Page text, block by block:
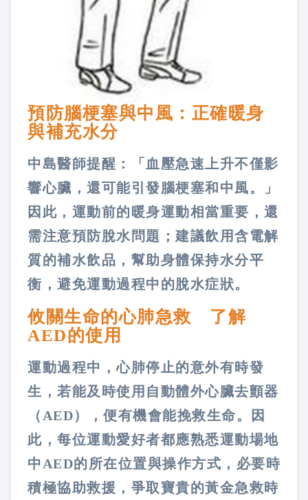
預防腦梗塞與中風：正確暖身
與補充水分
中島醫師提醒：「血壓急速上升不僅影
響心臟，還可能引發腦梗塞和中風。」
因此，運動前的暖身運動相當重要，還
需注意預防脫水問題；建議飲用含電解
質的補水飲品，幫助身體保持水分平
衡，避免運動過程中的脫水症狀。
攸關生命的心肺急救 了解
AED的使用
運動過程中，心肺停止的意外有時發
生，若能及時使用自動體外心臟去顫器
（AED），便有機會能挽救生命。因
此，每位運動愛好者都應熟悉運動場地
中AED的所在位置與操作方式，必要時
積極協助救援，爭取寶貴的黃金急救時